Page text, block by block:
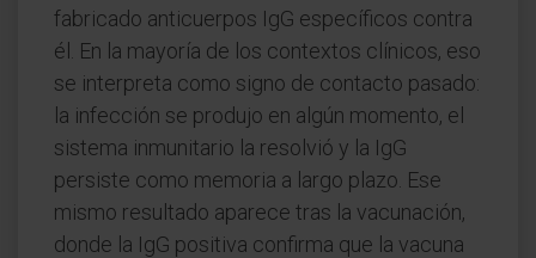
fabricado anticuerpos IgG específicos contra
él. En la mayoría de los contextos clínicos, eso
se interpreta como signo de contacto pasado:
la infección se produjo en algún momento, el
sistema inmunitario la resolvió y la IgG
persiste como memoria a largo plazo. Ese
mismo resultado aparece tras la vacunación,
donde la IgG positiva confirma que la vacuna